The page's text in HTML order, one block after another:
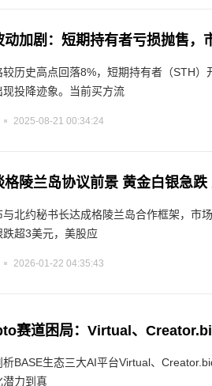
动加剧：短期持有者亏损抛售，
较历史高点回落8%，短期持有者（STH
现投降迹象。当前买方流
2025-08-21 00:34:24
格陵兰岛协议前景 黄金白银急跌
与北约秘书长达成格陵兰岛合作框架，市
跌超3美元，美股应
2026-01-22 04:35:43
赛道困局：Virtual、
析BASE生态三大AI平台Virtual、
潜力到真